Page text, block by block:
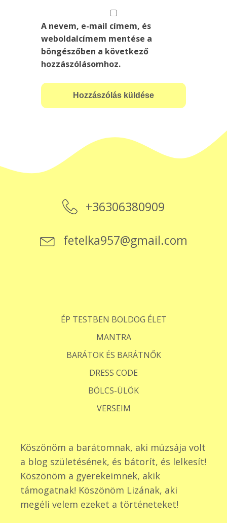
A nevem, e-mail címem, és
weboldalcímem mentése a
böngészőben a következő
hozzászólásomhoz.
+36306380909
fetelka957@gmail.com
ÉP TESTBEN BOLDOG ÉLET
MANTRA
BARÁTOK ÉS BARÁTNŐK
DRESS CODE
BÖLCS-ÜLÖK
VERSEIM
Köszönöm a barátomnak, aki múzsája volt
a blog születésének, és bátorít, és lelkesít!
Köszönöm a gyerekeimnek, akik
támogatnak! Köszönöm Lizának, aki
megéli velem ezeket a történeteket!